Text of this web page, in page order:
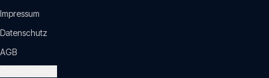
Impressum
Datenschutz
AGB